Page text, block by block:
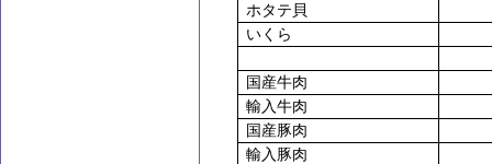
ホタテ貝
いくら
国産牛肉
輸入牛肉
国産豚肉
輸入豚肉